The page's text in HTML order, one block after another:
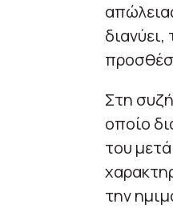
Στη
οποίο
του
την